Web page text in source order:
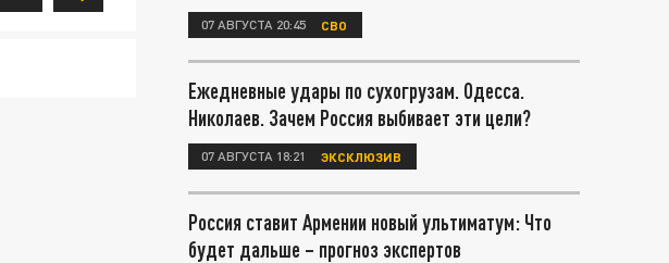
07 АВГУСТА 20:45 СВО
Ежедневные удары по сухогрузам. Одесса.
Николаев. Зачем Россия выбивает эти цели?
07 АВГУСТА 18:21 ЭКСКЛЮЗИВ
Россия ставит Армении новый ультиматум: Что
будет дальше – прогноз экспертов